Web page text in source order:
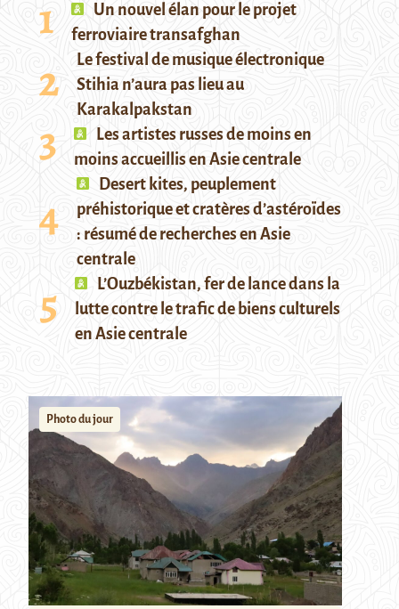
Un nouvel élan pour le projet
ferroviaire transafghan
Le festival de musique électronique
Stihia n’aura pas lieu au
Karakalpakstan
Les artistes russes de moins en
moins accueillis en Asie centrale
Desert kites, peuplement
préhistorique et cratères d’astéroïdes
: résumé de recherches en Asie
centrale
L’Ouzbékistan, fer de lance dans la
lutte contre le trafic de biens culturels
en Asie centrale
Photo du jour